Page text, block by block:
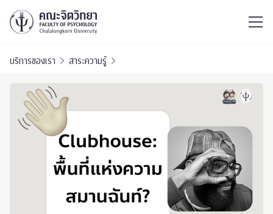
บริการของเรา สาระความรู้